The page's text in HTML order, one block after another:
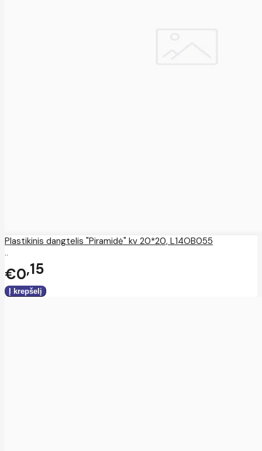
Plastikinis dangtelis "Piramidė" kv 20*20, L14OB055
..
€0 15